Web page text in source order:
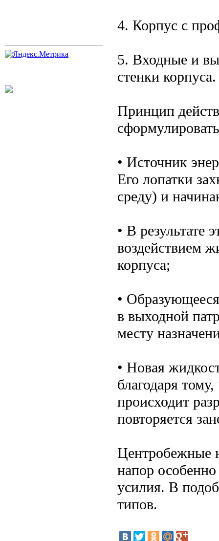
4. Корпус с
5. Входные и
стенки корпуса.
Принцип
• Источник
Его лопатки
среду) и
• В результате
воздействием
корпуса;
•
в выходной
месту
• Новая
благодаря
происходит
повторяется
Центробежные
напор
усилия. В
типов.